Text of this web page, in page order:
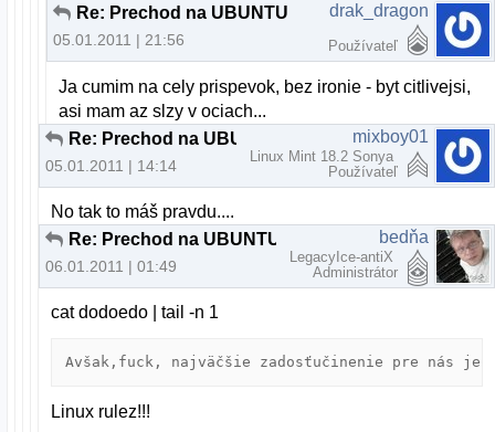
Re: Prechod na UBUNTU
05.01.2011 | 21:56
drak_dragon
Používateľ
Ja cumim na cely prispevok, bez ironie - byt citlivejsi,
asi mam az slzy v ociach...
Re: Prechod na UBUNTU
05.01.2011 | 14:14
mixboy01
Linux Mint 18.2 Sonya
Používateľ
No tak to máš pravdu....
Re: Prechod na UBUNTU
06.01.2011 | 01:49
bedňa
LegacyIce-antiX
Administrátor
cat dodoedo | tail -n 1
Linux rulez!!!